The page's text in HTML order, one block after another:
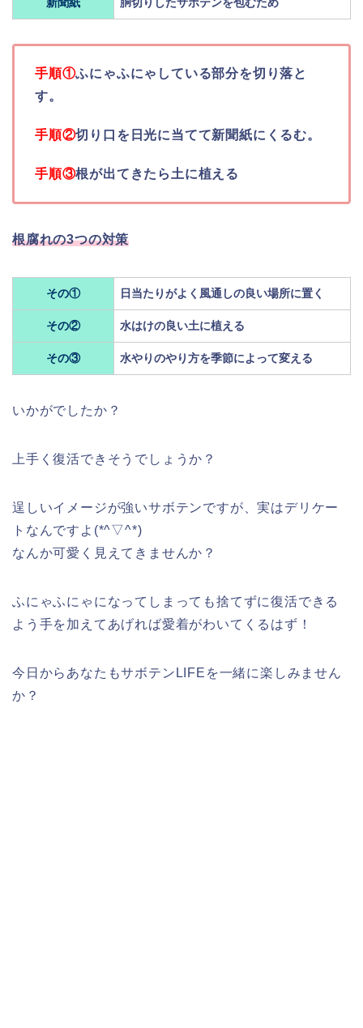
新聞紙 胴切りしたサボテンを包むため
手順①ふにゃふにゃしている部分を切り落と
す。
手順②切り口を日光に当てて新聞紙にくるむ。
手順③根が出てきたら土に植える
根腐れの3つの対策
その① 日当たりがよく風通しの良い場所に置く
その② 水はけの良い土に植える
その③ 水やりのやり方を季節によって変える
いかがでしたか？
上手く復活できそうでしょうか？
逞しいイメージが強いサボテンですが、実はデリケー
トなんですよ(*^▽^*)
なんか可愛く見えてきませんか？
ふにゃふにゃになってしまっても捨てずに復活できる
よう手を加えてあげれば愛着がわいてくるはず！
今日からあなたもサボテンLIFEを一緒に楽しみません
か？